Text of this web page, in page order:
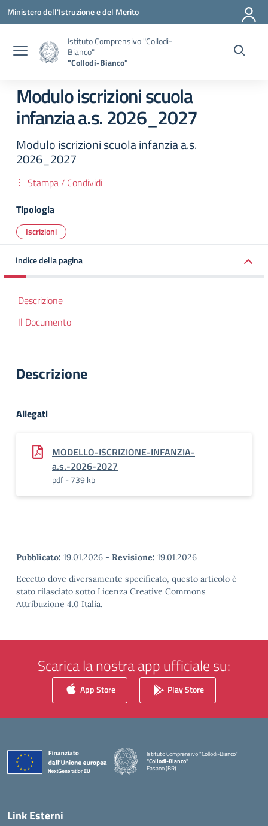
Vai ai contenuti
Vai al menu di navigazione
Vai al footer
Ministero dell'Istruzione e del Merito
Istituto Comprensivo "Collodi-
Bianco"
"Collodi-Bianco"
Modulo iscrizioni scuola
infanzia a.s. 2026_2027
Modulo iscrizioni scuola infanzia a.s.
2026_2027
Stampa / Condividi
Tipologia
Iscrizioni
Indice della pagina
Descrizione
Il Documento
Descrizione
Allegati
MODELLO-ISCRIZIONE-INFANZIA-
a.s.-2026-2027
pdf - 739 kb
Pubblicato: 19.01.2026 - Revisione: 19.01.2026
Eccetto dove diversamente specificato, questo articolo è
stato rilasciato sotto Licenza Creative Commons
Attribuzione 4.0 Italia.
Scarica la nostra app ufficiale su:
App Store Play Store
Istituto Comprensivo "Collodi-Bianco"
"Collodi-Bianco"
Fasano (BR)
Link Esterni